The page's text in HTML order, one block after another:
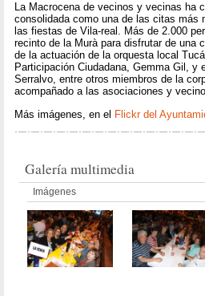
La Macrocena de vecinos y vecinas ha
consolidada como una de las citas más
las fiestas de Vila-real. Más de 2.000
recinto de la Murà para disfrutar de una
de la actuación de la orquesta local
Participación Ciudadana, Gemma Gil, y
Serralvo, entre otros miembros de la
acompañado a las asociaciones y
Más imágenes, en el Flickr del
Galería multimedia
Imágenes